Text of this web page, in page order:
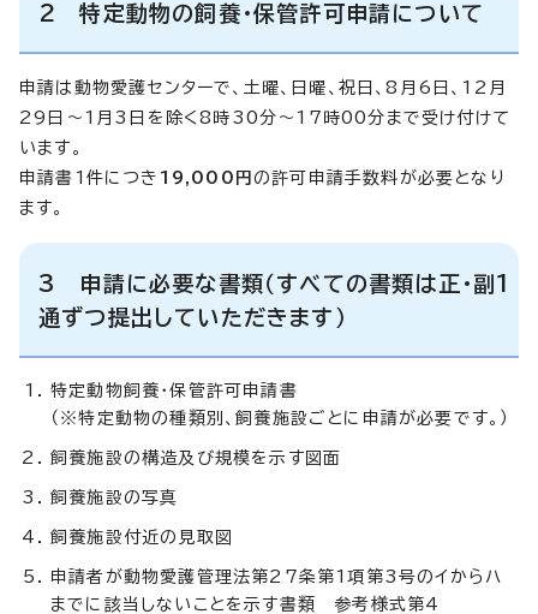
2 特定動物の飼養・保管許可申請について
申請は動物愛護センターで、土曜、日曜、祝日、8月6日、12月
29日～1月3日を除く8時30分～17時00分まで受け付けて
います。
申請書1件につき 19,000円の許可申請手数料が必要となり
ます。
3 申請に必要な書類（すべての書類は正・副1
通ずつ提出していただきます）
特定動物飼養・保管許可申請書
（※特定動物の種類別、飼養施設ごとに申請が必要です。）
飼養施設の構造及び規模を示す図面
飼養施設の写真
飼養施設付近の見取図
申請者が動物愛護管理法第27条第1項第3号のイからハ
までに該当しないことを示す書類 参考様式第4